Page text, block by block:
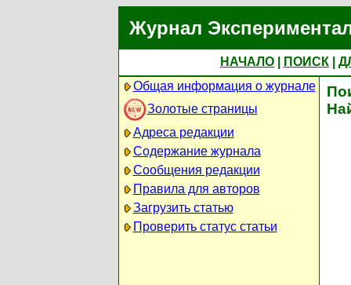
Журнал
НАЧАЛО ПОИСК
Общая информация о журнале
Золотые страницы
Адреса редакции
Содержание журнала
Сообщения редакции
Правила для авторов
Загрузить статью
Проверить статус статьи